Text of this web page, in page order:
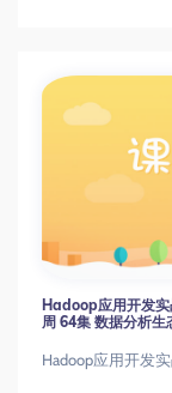
Hadoop应用开发
周 64集 数据分析生